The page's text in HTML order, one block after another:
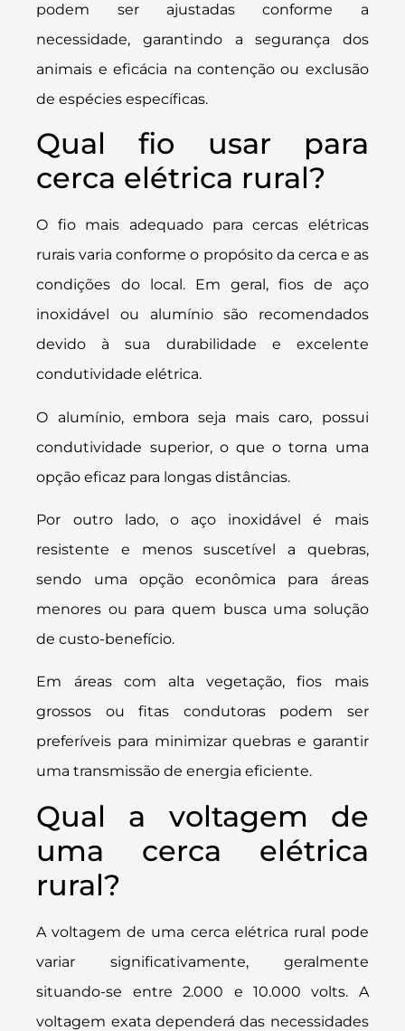
podem ser ajustadas conforme a
necessidade, garantindo a segurança dos
animais e eficácia na contenção ou exclusão
de espécies específicas.
Qual fio usar para
cerca elétrica rural?
O fio mais adequado para cercas elétricas
rurais varia conforme o propósito da cerca e as
condições do local. Em geral, fios de aço
inoxidável ou alumínio são recomendados
devido à sua durabilidade e excelente
condutividade elétrica.
O alumínio, embora seja mais caro, possui
condutividade superior, o que o torna uma
opção eficaz para longas distâncias.
Por outro lado, o aço inoxidável é mais
resistente e menos suscetível a quebras,
sendo uma opção econômica para áreas
menores ou para quem busca uma solução
de custo-benefício.
Em áreas com alta vegetação, fios mais
grossos ou fitas condutoras podem ser
preferíveis para minimizar quebras e garantir
uma transmissão de energia eficiente.
Qual a voltagem de
uma cerca elétrica
rural?
A voltagem de uma cerca elétrica rural pode
variar significativamente, geralmente
situando-se entre 2.000 e 10.000 volts. A
voltagem exata dependerá das necessidades